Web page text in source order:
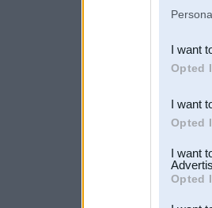
third
I want
Opted
I want
Opted
I want
Opted